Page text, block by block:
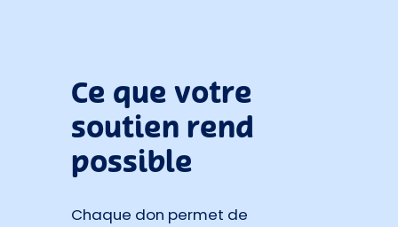
Ce que votre
soutien rend
possible
Chaque don permet de